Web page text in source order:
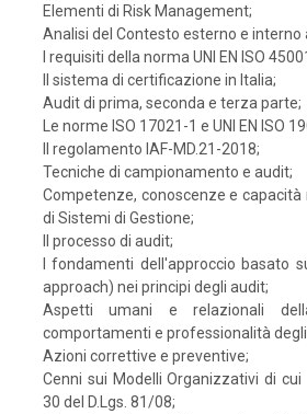
Elementi di Risk Management;
Analisi del Contesto esterno e
I requisiti della norma UNI EN ISO
Il sistema di certificazione in Italia;
Audit di prima, seconda e terza parte;
Le norme ISO 17021-1 e UNI EN ISO
Il regolamento IAF-MD.21-2018;
Tecniche di campionamento e audit;
Competenze, conoscenze e
di Sistemi di Gestione;
Il processo di audit;
I fondamenti dell'approccio basato
approach) nei principi degli audit;
Aspetti umani e relazionali
comportamenti e professionalità degli
Azioni correttive e preventive;
Cenni sui Modelli Organizzativi di cui
30 del D.Lgs. 81/08;